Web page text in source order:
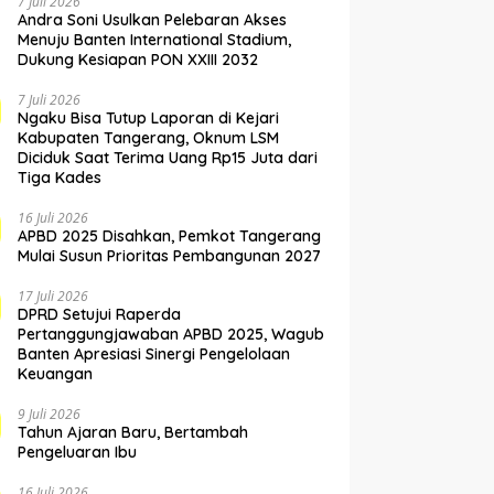
Andra Soni Usulkan Pelebaran Akses
Menuju Banten International Stadium,
Dukung Kesiapan PON XXIII 2032
7 Juli 2026
Ngaku Bisa Tutup Laporan di Kejari
Kabupaten Tangerang, Oknum LSM
Diciduk Saat Terima Uang Rp15 Juta dari
Tiga Kades
16 Juli 2026
APBD 2025 Disahkan, Pemkot Tangerang
Mulai Susun Prioritas Pembangunan 2027
17 Juli 2026
DPRD Setujui Raperda
Pertanggungjawaban APBD 2025, Wagub
Banten Apresiasi Sinergi Pengelolaan
Keuangan
9 Juli 2026
Tahun Ajaran Baru, Bertambah
Pengeluaran Ibu